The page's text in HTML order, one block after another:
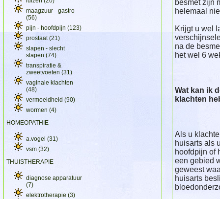
maagzuur - gastro
(56)
pijn - hoofdpijn (123)
prostaat(21)
slapen - slecht
slapen (74)
transpiratie &
zweetvoeten (31)
vaginale klachten
(48)
vermoeidheid (90)
wormen (4)
HOMEOPATHIE
a.vogel (31)
vsm (32)
THUISTHERAPIE
diagnose apparatuur
(7)
elektrotherapie (3)
besmet zijn
helemaal
Krijgt u wel
na de
het wel 6
Wat kan ik
klachten
Als u
huisarts als
hoofdpijn of
een gebied
geweest
huisarts